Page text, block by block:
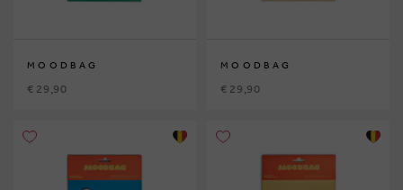
MOODBAG
€ 29,90
MOODBAG
€ 29,90